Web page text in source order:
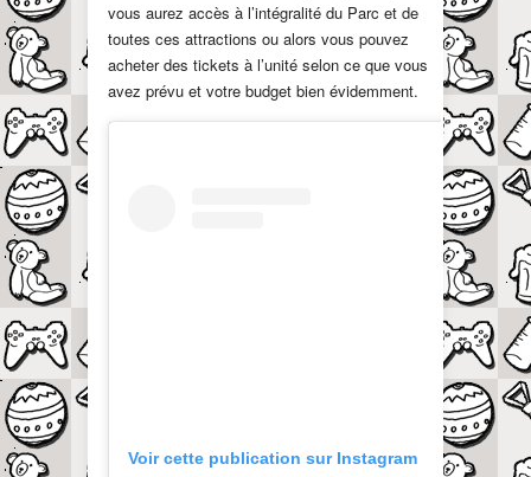
vous aurez accès à l’intégralité du Parc et de
toutes ces attractions ou alors vous pouvez
acheter des tickets à l’unité selon ce que vous
avez prévu et votre budget bien évidemment.
Voir cette publication sur Instagram